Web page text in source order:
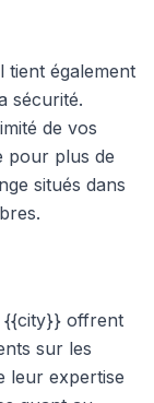
tient également
sécurité.
de vos
pour plus de
situés dans
{{city}} offrent
sur les
leur expertise